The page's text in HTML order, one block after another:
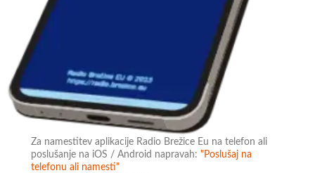
Za namestitev aplikacije Radio Brežice Eu na telefon ali
poslušanje na iOS / Android napravah:"Poslušaj na
telefonu ali namesti"